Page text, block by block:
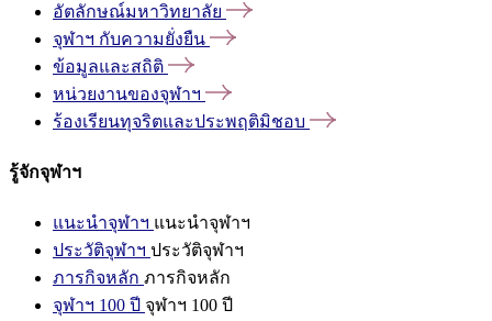
อัตลักษณ์มหาวิทยาลัย
จุฬาฯ กับความยั่งยืน
ข้อมูลและสถิติ
หน่วยงานของจุฬาฯ
ร้องเรียนทุจริตและประพฤติมิชอบ
รู้จักจุฬาฯ
แนะนำจุฬาฯ แนะนำจุฬาฯ
ประวัติจุฬาฯ ประวัติจุฬาฯ
ภารกิจหลัก ภารกิจหลัก
จุฬาฯ 100 ปี จุฬาฯ 100 ปี